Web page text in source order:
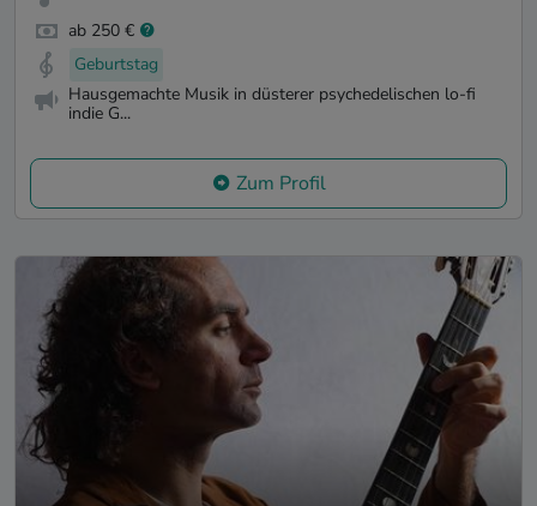
ab 250 €
Geburtstag
Hausgemachte Musik in düsterer psychedelischen lo-fi
indie G...
Zum Profil